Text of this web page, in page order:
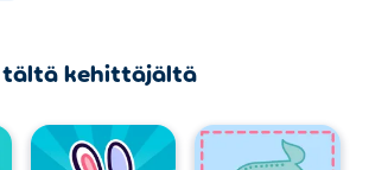
tältä kehittäjältä